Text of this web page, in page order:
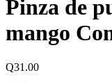
Pinza de
mango
Q31.00